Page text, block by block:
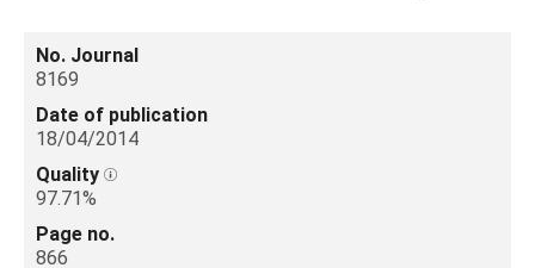
No. Journal
8169
Date of publication
18/04/2014
Quality
97.71%
Page no.
866